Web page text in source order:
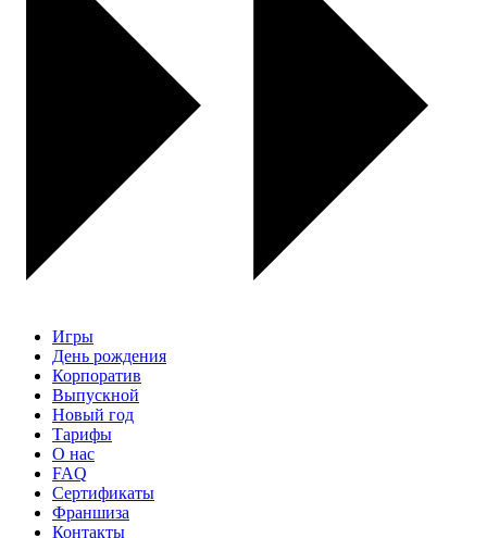
Игры
День рождения
Корпоратив
Выпускной
Новый год
Тарифы
О нас
FAQ
Сертификаты
Франшиза
Контакты